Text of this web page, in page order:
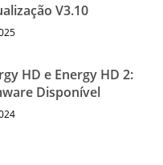
V3.10
HD e Energy HD 2:
Disponível